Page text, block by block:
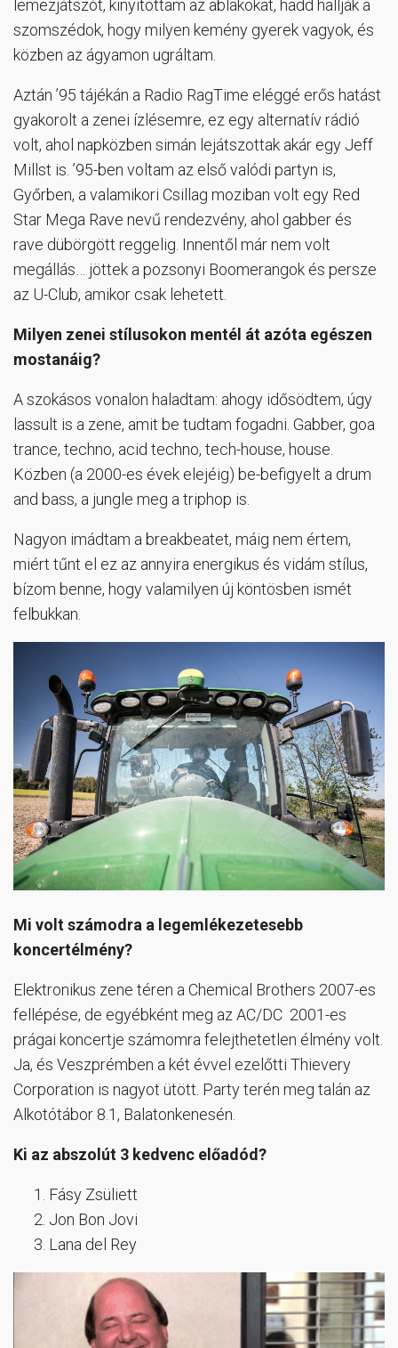
lemezjátszót, kinyitottam az ablakokat, hadd hallják a
szomszédok, hogy milyen kemény gyerek vagyok, és
közben az ágyamon ugráltam.
Aztán ’95 tájékán a Radio RagTime eléggé erős hatást
gyakorolt a zenei ízlésemre, ez egy alternatív rádió
volt, ahol napközben simán lejátszottak akár egy Jeff
Millst is. ’95-ben voltam az első valódi partyn is,
Győrben, a valamikori Csillag moziban volt egy Red
Star Mega Rave nevű rendezvény, ahol gabber és
rave dübörgött reggelig. Innentől már nem volt
megállás… jöttek a pozsonyi Boomerangok és persze
az U-Club, amikor csak lehetett.
Milyen zenei stílusokon mentél át azóta egészen
mostanáig?
A szokásos vonalon haladtam: ahogy idősödtem, úgy
lassult is a zene, amit be tudtam fogadni. Gabber, goa
trance, techno, acid techno, tech-house, house.
Közben (a 2000-es évek elejéig) be-befigyelt a drum
and bass, a jungle meg a triphop is.
Nagyon imádtam a breakbeatet, máig nem értem,
miért tűnt el ez az annyira energikus és vidám stílus,
bízom benne, hogy valamilyen új köntösben ismét
felbukkan.
Mi volt számodra a legemlékezetesebb
koncertélmény?
Elektronikus zene téren a Chemical Brothers 2007-es
fellépése, de egyébként meg az AC/DC 2001-es
prágai koncertje számomra felejthetetlen élmény volt.
Ja, és Veszprémben a két évvel ezelőtti Thievery
Corporation is nagyot ütött. Party terén meg talán az
Alkotótábor 8.1, Balatonkenesén.
Ki az abszolút 3 kedvenc előadód?
Fásy Zsüliett
Jon Bon Jovi
Lana del Rey